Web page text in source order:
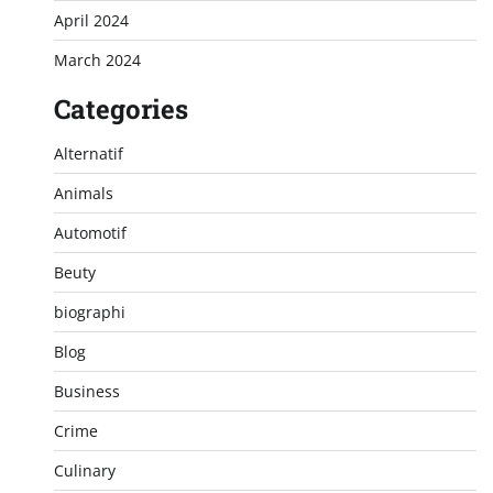
April 2024
March 2024
Categories
Alternatif
Animals
Automotif
Beuty
biographi
Blog
Business
Crime
Culinary